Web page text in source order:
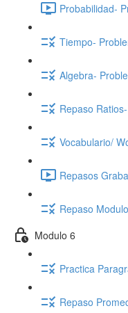
Probabilidad-
Tiempo-
Algebra-
Repaso
Vocabulario/
Repasos
Repaso
Modulo 6
Practica
Repaso